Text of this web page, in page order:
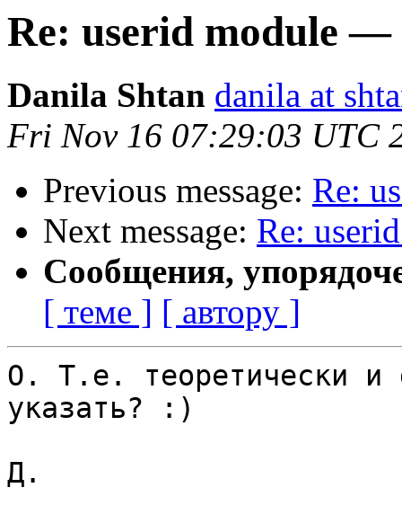
Re: userid module
Danila Shtan danila at
Fri Nov 16 07:29:03 UTC
Previous message: Re:
Next message: Re:
Сообщения,
[ теме ] [ автору ]
О. Т.е. теоретически и
указать? :)
Д.